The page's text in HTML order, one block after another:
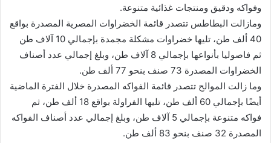
وفواكه ودقيق ومنتجات غذائية متنوعة.
ومازالت البطاطس تتصدر قائمة الخضراوات المصرية المصدرة بواقع
40 ألف طن، تليها خضراوات مشكلة مجمدة بإجمالي 10 آلاف طن
ثم فاصوليا بأنواعها بإجمالي 8 آلاف طن، وبلغ إجمالي عدد أصناف
الخضراوات المصدرة 73 صنف بنحو 77 ألف طن.
وما زالت الموالح تتصدر قائمة الفواكه المصدرة خلال الفترة الماضية
أيضًا بإجمالي 60 ألف طن، تليها الفراولة بواقع 18 ألف طن، ثم
فواكه متنوعة بإجمالي 5 آلاف طن، وبلغ إجمالي عدد أصناف الفواكه
المصدرة 32 صنف بنحو 83 ألف طن.